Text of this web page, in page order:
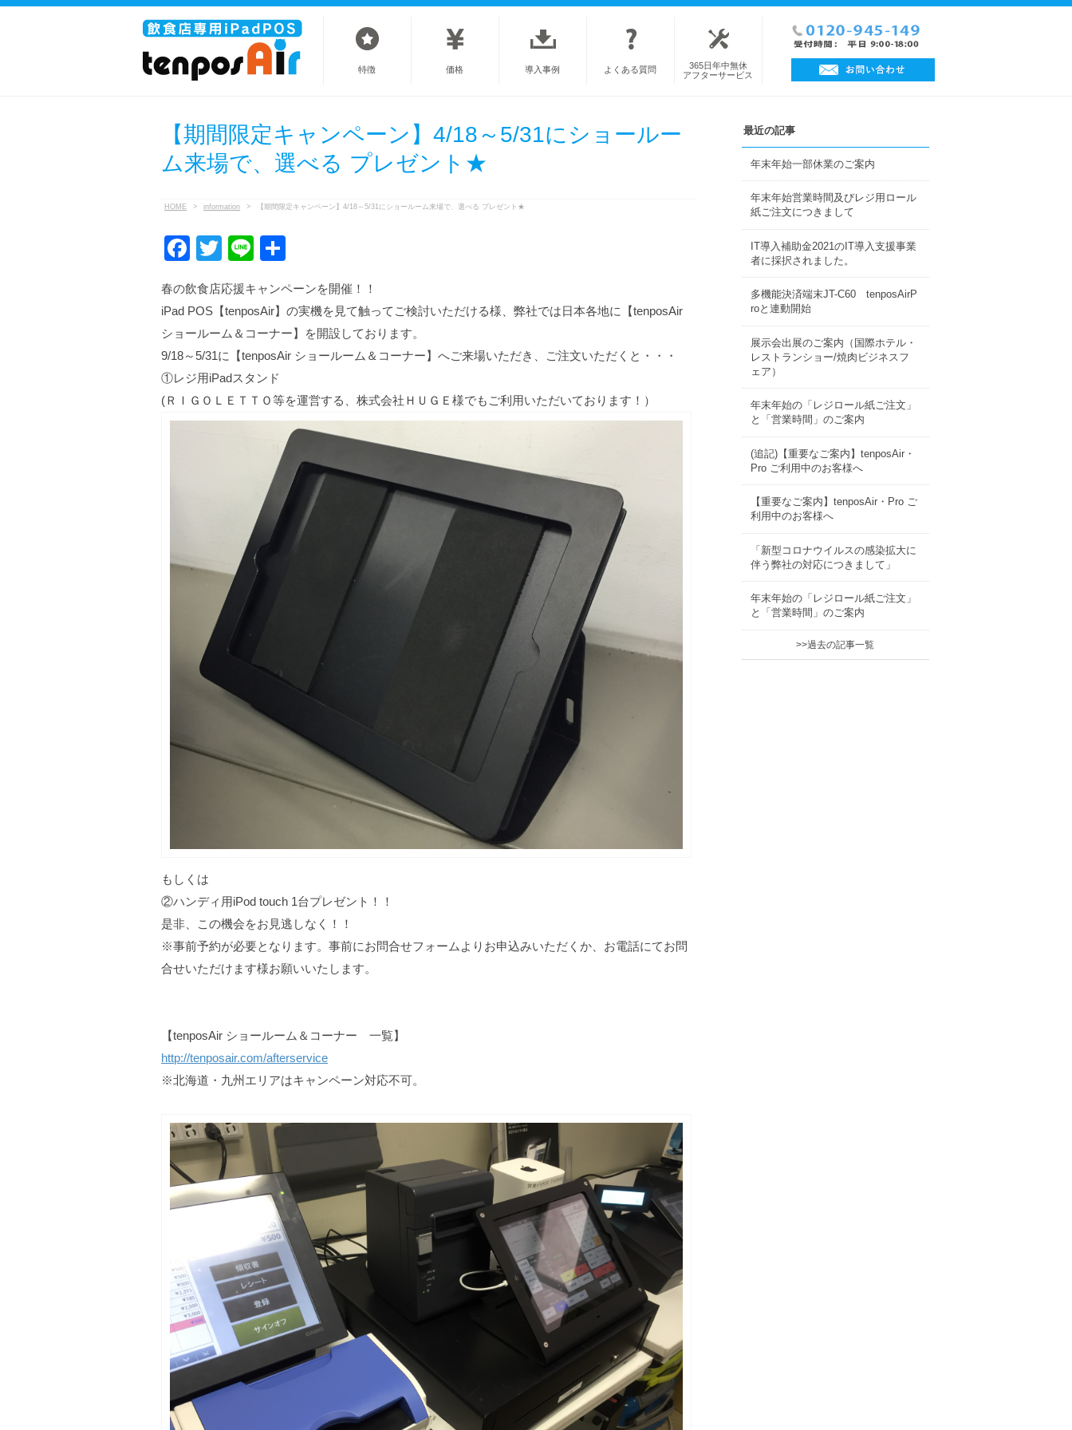
特徴 価格 導入事例 よくある質問
365日年中無休
アフターサービス
【期間限定キャンペーン】4/18～5/31にショールー
ム来場で、選べる プレゼント★
HOME > information > 【期間限定キャンペーン】4/18～5/31にショールーム来場で、選べる プレゼント★
F
c
e
b
o
o
k
T
tt
er
Li
e
春の飲食店応援キャンペーンを開催！！
iPad POS【tenposAir】の実機を見て触ってご検討いただける様、弊社では日本各地に【tenposAir
ショールーム＆コーナー】を開設しております。
9/18～5/31に【tenposAir ショールーム＆コーナー】へご来場いただき、ご注文いただくと・・・
①レジ用iPadスタンド
(ＲＩＧＯＬＥＴＴＯ等を運営する、株式会社ＨＵＧＥ様でもご利用いただいております！）
もしくは
②ハンディ用iPod touch 1台プレゼント！！
是非、この機会をお見逃しなく！！
※事前予約が必要となります。事前にお問合せフォームよりお申込みいただくか、お電話にてお問
合せいただけます様お願いいたします。
【tenposAir ショールーム＆コーナー 一覧】
http://tenposair.com/afterservice
※北海道・九州エリアはキャンペーン対応不可。
最近の記事
年末年始一部休業のご案内
年末年始営業時間及びレジ用ロール
紙ご注文につきまして
IT導入補助金2021のIT導入支援事業
者に採択されました。
多機能決済端末JT-C60 tenposAirP
roと連動開始
展示会出展のご案内（国際ホテル・
レストランショー/焼肉ビジネスフ
ェア）
年末年始の「レジロール紙ご注文」
と「営業時間」のご案内
(追記)【重要なご案内】tenposAir・
Pro ご利用中のお客様へ
【重要なご案内】tenposAir・Pro ご
利用中のお客様へ
「新型コロナウイルスの感染拡大に
伴う弊社の対応につきまして」
年末年始の「レジロール紙ご注文」
と「営業時間」のご案内
>>過去の記事一覧